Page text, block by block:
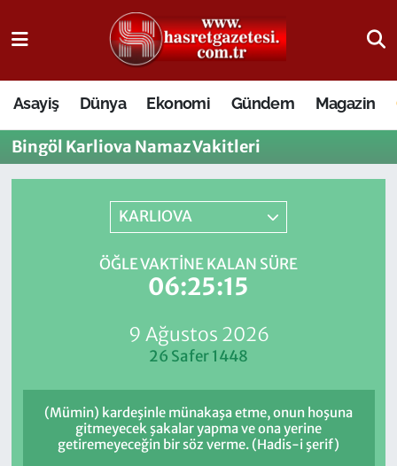
Asayiş Dünya Ekonomi Gündem Magazin
Bingöl Karliova Namaz Vakitleri
KARLIOVA
ÖĞLE VAKTINE KALAN SÜRE
06:25:14
9 Ağustos 2026
26 Safer 1448
(Mümin) kardeşinle münakaşa etme, onun hoşuna
gitmeyecek şakalar yapma ve ona yerine
getiremeyeceğin bir söz verme. (Hadis-i şerif)
Osmaniye Nöbetçi Eczaneler
Osmaniye Hava Durumu
Osmaniye Trafik Yoğunluk Haritası
Süper Lig Puan Durumu ve Fikstür
Son Dakika Haberleri
Haber Arşivi